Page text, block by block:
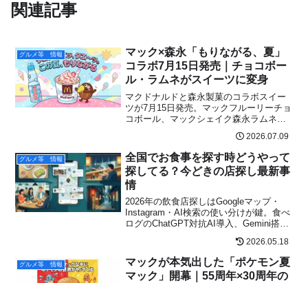
関連記事
グルメ等 情報
マック×森永「もりながる、夏」
コラボ7月15日発売｜チョコボー
ル・ラムネがスイーツに変身
マクドナルドと森永製菓のコラボスイー
ツが7月15日発売。マックフルーリーチョ
コボール、マックシェイク森永ラムネ、
とSNS反応をリアルに解説します。
2026.07.09
グルメ等 情報
全国でお食事を探す時どうやって
探してる？今どきの店探し最新事
情
2026年の飲食店探しはGoogleマップ・
Instagram・AI検索の使い分けが鍵。食べ
ログのChatGPT対抗AI導入、Gemini搭載
マップの“勝ち負け”、SNSよりAI検索のほ
うが来店率が高い理由、Instagramハッシ
ュタグ仕様変更まで最新動向を北海道出
張族の現場目線で解説。
2026.05.18
グルメ等 情報
マックが本気出した「ポケモン夏
マック」開幕｜55周年×30周年の